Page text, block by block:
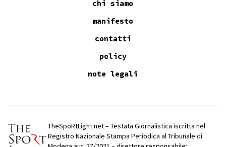
chi siamo
manifesto
contatti
policy
note legali
TheSpoRtLight.net – Testata Giornalistica iscritta nel
Registro Nazionale Stampa Periodica al Tribunale di